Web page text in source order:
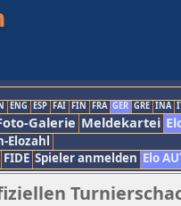
ENG ESP FAI FIN FRA GER GRE INA
Galerie Meldekartei
Elozahl
FIDE Spieler anmelden Elo